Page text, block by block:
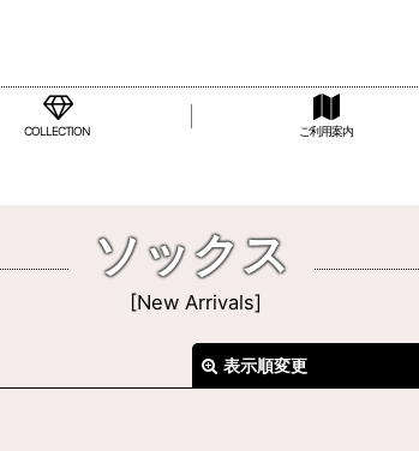
COLLECTION ご利用案内
ソックス
[New Arrivals]
表示順変更